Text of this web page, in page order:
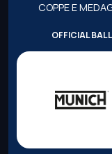
COPPE E
OFFICIAL BALL